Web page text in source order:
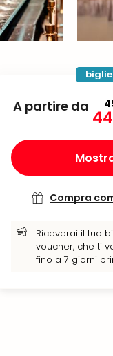
A partire da
Compra
Riceverai il tuo
voucher, che ti
fino a 7 giorni